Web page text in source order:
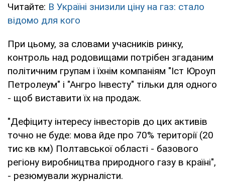
Читайте: В Україні знизили ціну на газ: стало
відомо для кого
При цьому, за словами учасників ринку,
контроль над родовищами потрібен згаданим
політичним групам і їхнім компаніям "Іст Юроуп
Петролеум" і "Ангро Інвесту" тільки для одного
- щоб виставити їх на продаж.
"Дефіциту інтересу інвесторів до цих активів
точно не буде: мова йде про 70% території (20
тис кв км) Полтавської області - базового
регіону виробництва природного газу в країні",
- резюмували журналісти.